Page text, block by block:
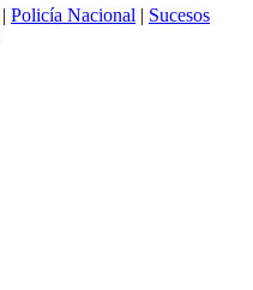
| Policía Nacional | Sucesos